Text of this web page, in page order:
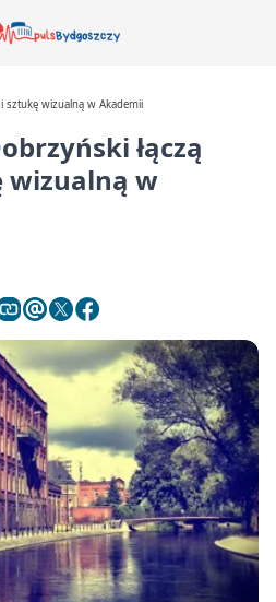
sztukę wizualną w Akademii
łączą
wizualną w